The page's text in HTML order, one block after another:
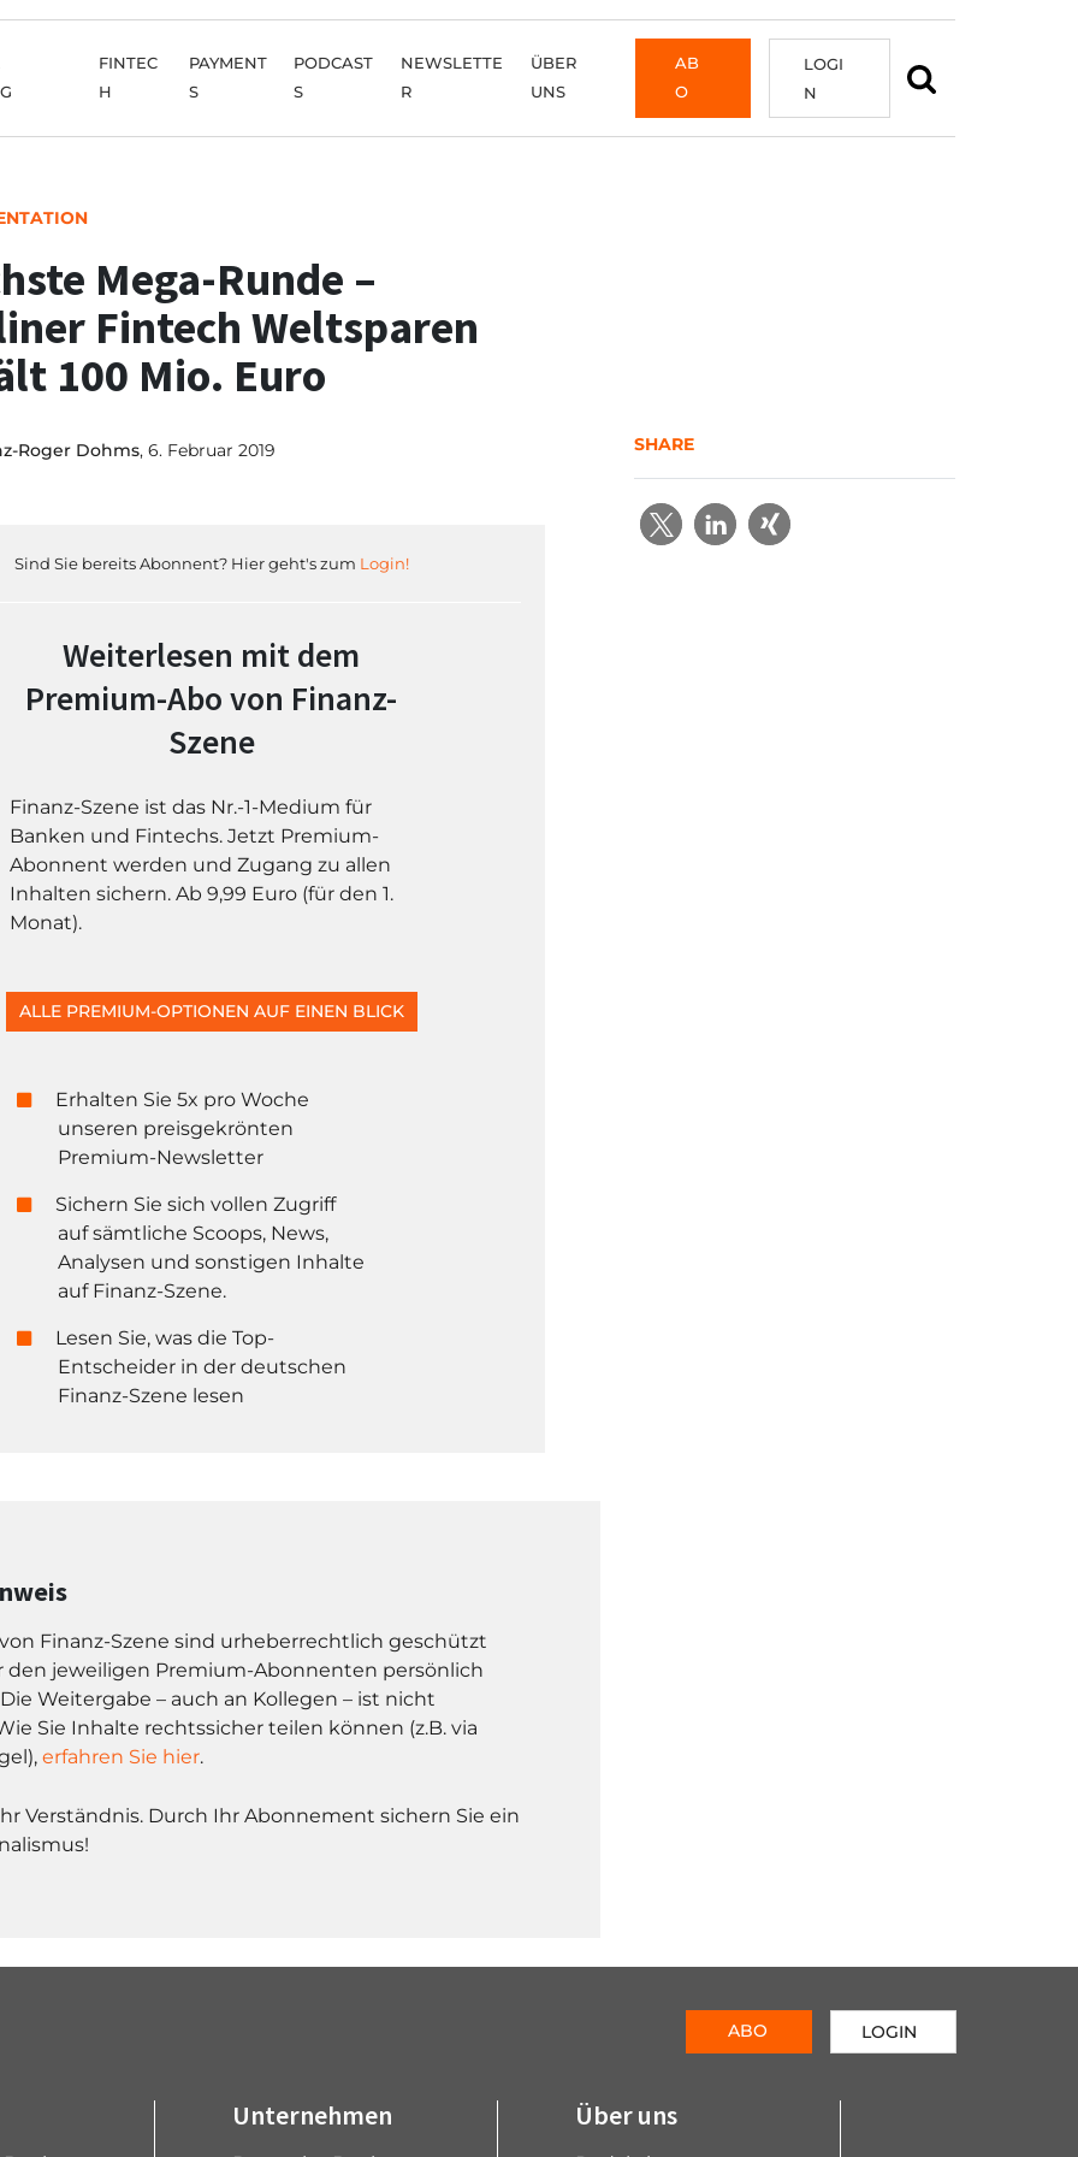
FINTEC
H
PAYMENT
S
PODCAST
S
NEWSLETTE
R
ÜBER
UNS
AB
O
LOGI
N
Mega-Runde –
Fintech Weltsparen
100 Mio. Euro
Roger Dohms, 6. Februar 2019
Sind Sie bereits Abonnent? Hier geht's zum Login!
Weiterlesen mit dem
Premium-Abo von Finanz-
Szene
Finanz-Szene ist das Nr.-1-Medium für
Banken und Fintechs. Jetzt Premium-
Abonnent werden und Zugang zu allen
Inhalten sichern. Ab 9,99 Euro (für den 1.
Monat).
ALLE PREMIUM-OPTIONEN AUF EINEN BLICK
Erhalten Sie 5x pro Woche
unseren preisgekrönten
Premium-Newsletter
Sichern Sie sich vollen Zugriff
auf sämtliche Scoops, News,
Analysen und sonstigen Inhalte
auf Finanz-Szene.
Lesen Sie, was die Top-
Entscheider in der deutschen
Finanz-Szene lesen
Finanz-Szene sind urheberrechtlich geschützt
den jeweiligen Premium-Abonnenten persönlich
Weitergabe – auch an Kollegen – ist nicht
Sie Inhalte rechtssicher teilen können (z.B. via
erfahren Sie hier.
Verständnis. Durch Ihr Abonnement sichern Sie ein
SHARE
Unternehmen Über uns
ABO LOGIN